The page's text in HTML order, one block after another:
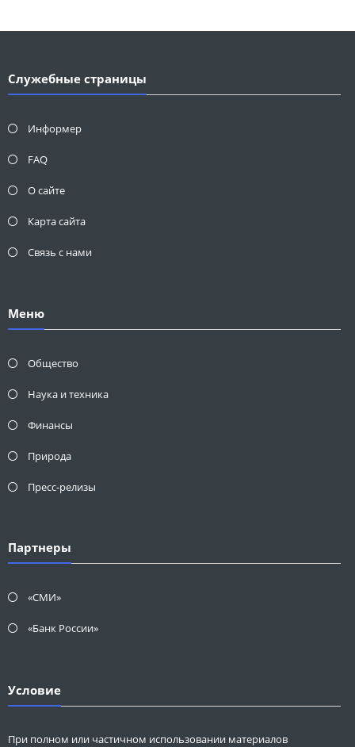
Служебные страницы
Информер
FAQ
О сайте
Карта сайта
Связь с нами
Меню
Общество
Наука и техника
Финансы
Природа
Пресс-релизы
Партнеры
«СМИ»
«Банк России»
Условие
При полном или частичном использовании материалов